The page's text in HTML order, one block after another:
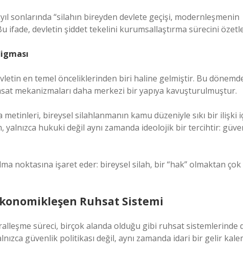
sonlarında “silahın bireyden devlete geçişi, modernleşmenin
ifade, devletin şiddet tekelini kurumsallaştırma sürecini
en temel önceliklerinden biri haline gelmiştir. Bu
mekanizmaları daha merkezi bir yapıya kavuşturulmuştur.
bireysel silahlanmanın kamu düzeniyle sıkı bir ilişki
hukuki değil aynı zamanda ideolojik bir tercihtir:
noktasına işaret eder: bireysel silah, bir “hak” olmaktan
Ruhsat Sistemi
süreci, birçok alanda olduğu gibi ruhsat sistemlerinde
güvenlik politikası değil, aynı zamanda idari bir gelir